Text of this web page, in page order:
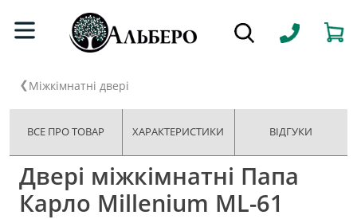
Міжкімнатні двері
ВСЕ ПРО ТОВАР ХАРАКТЕРИСТИКИ ВІДГУКИ
Двері міжкімнатні Папа
Карло Millenium ML-61